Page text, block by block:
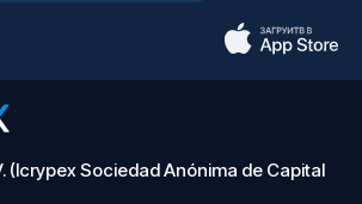
(Icrypex Sociedad Anónima de Capital